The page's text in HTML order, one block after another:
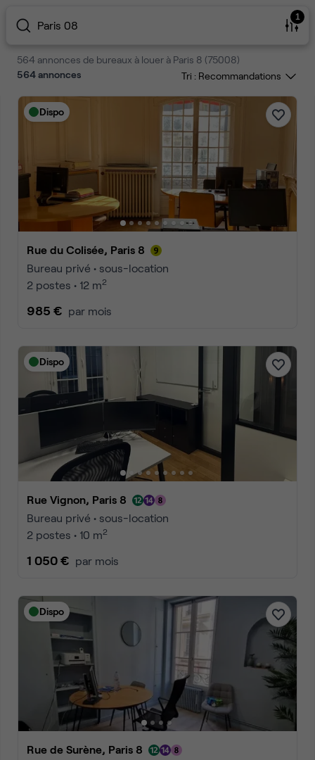
Paris 08
1
564 annonces de bureaux à louer à Paris 8 (75008)
564annonces Tri :
Dispo
Rue du Colisée, Paris 8
Bureau privé • sous-location
2 postes • 12 m2
985 € par mois
Dispo
Rue Vignon, Paris 8
Bureau privé • sous-location
2 postes • 10 m2
1 050 € par mois
Dispo
Rue de Surène, Paris 8